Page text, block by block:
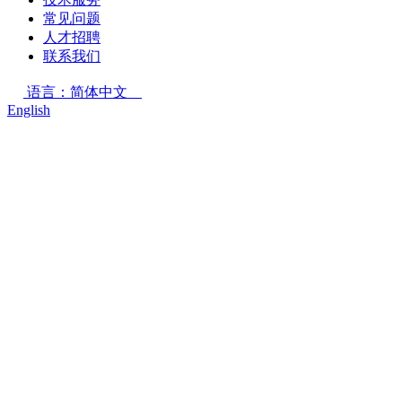
常见问题
人才招聘
联系我们
语言：简体中文
English